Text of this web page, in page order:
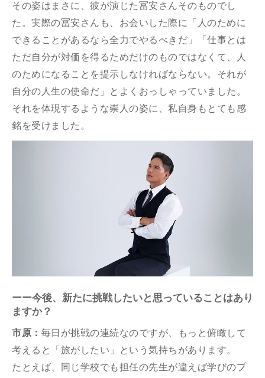
その姿はまさに、彼が演じた冨安さんそのものでし
た。実際の冨安さんも、お会いした際に
「⼈のために
できることがあるなら全⼒でやるべきだ」「仕事とは
ただ⾃分が対価を得るためだけのものではなくて、⼈
のためになることを提⽰しなければならない。それが
⾃分の⼈ ⽣の使命だ」とよくおっしゃっていました。
それを体現するような崇人の姿に、私⾃⾝もとても感
銘を受けました。
ーー今後、新たに挑戦したいと思っていることはあり
ますか？
市原： 毎⽇が挑戦の連続なのですが、もっと俯瞰して
考えると「旅がしたい」という気持ちがあります。
たとえば、同じ学校でも担任の先⽣が違えば学びのプ